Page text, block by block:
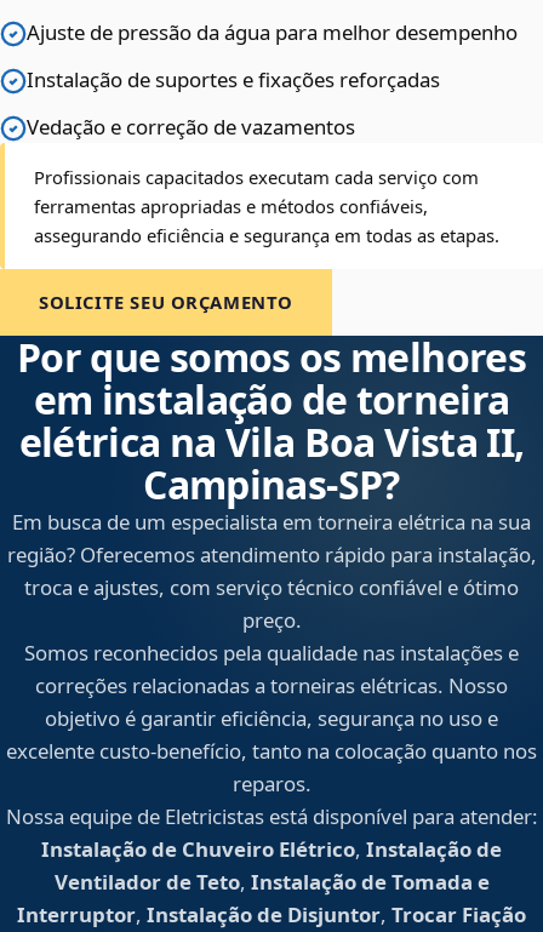
Ajuste de pressão da água para melhor desempenho
Instalação de suportes e fixações reforçadas
Vedação e correção de vazamentos
Profissionais capacitados executam cada serviço com
ferramentas apropriadas e métodos confiáveis,
assegurando eficiência e segurança em todas as etapas.
SOLICITE SEU ORÇAMENTO
Por que somos os melhores
em instalação de torneira
elétrica na Vila Boa Vista II,
Campinas‑SP?
Em busca de um especialista em torneira elétrica na sua
região? Oferecemos atendimento rápido para instalação,
troca e ajustes, com serviço técnico confiável e ótimo
preço.
Somos reconhecidos pela qualidade nas instalações e
correções relacionadas a torneiras elétricas. Nosso
objetivo é garantir eficiência, segurança no uso e
excelente custo-benefício, tanto na colocação quanto nos
reparos.
Nossa equipe de Eletricistas está disponível para atender:
Instalação de Chuveiro Elétrico, Instalação de
Ventilador de Teto, Instalação de Tomada e
Interruptor, Instalação de Disjuntor, Trocar Fiação